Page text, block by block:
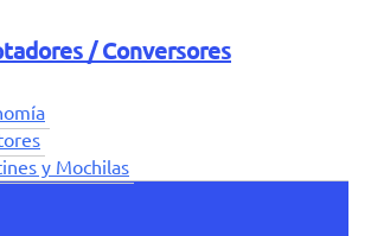
/ Conversores
y Mochilas